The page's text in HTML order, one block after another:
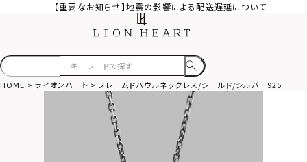
【重要なお知らせ】地震の影響による配送遅延について
HOME ライオンハート フレームドハウルネックレス/シールド/シルバー925